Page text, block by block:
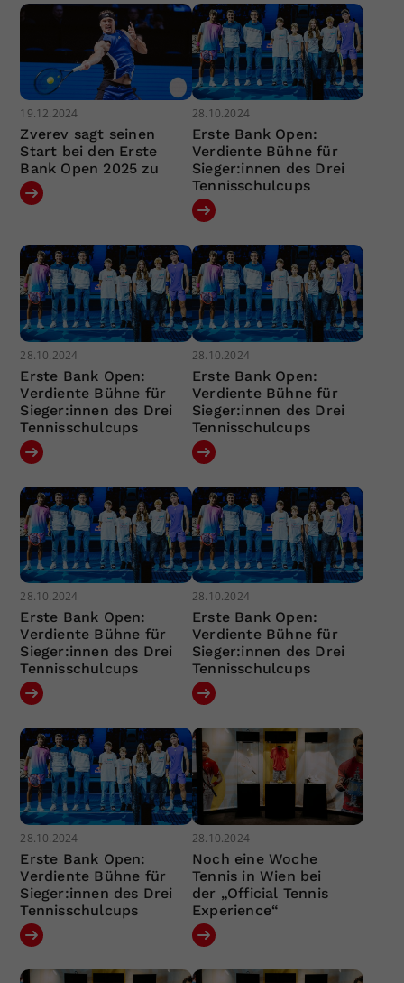
19.12.2024
Zverev sagt seinen
Start bei den Erste
Bank Open 2025 zu
28.10.2024
Erste Bank Open:
Verdiente Bühne für
Sieger:innen des Drei
Tennisschulcups
28.10.2024
Erste Bank Open:
Verdiente Bühne für
Sieger:innen des Drei
Tennisschulcups
28.10.2024
Erste Bank Open:
Verdiente Bühne für
Sieger:innen des Drei
Tennisschulcups
28.10.2024
Erste Bank Open:
Verdiente Bühne für
Sieger:innen des Drei
Tennisschulcups
28.10.2024
Erste Bank Open:
Verdiente Bühne für
Sieger:innen des Drei
Tennisschulcups
28.10.2024
Erste Bank Open:
Verdiente Bühne für
Sieger:innen des Drei
Tennisschulcups
28.10.2024
Noch eine Woche
Tennis in Wien bei
der „Official Tennis
Experience“